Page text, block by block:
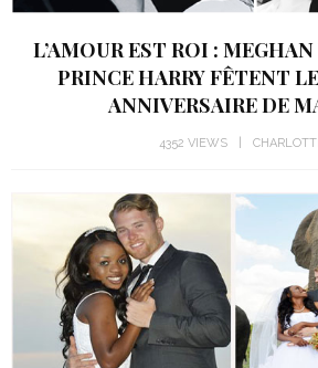
L’AMOUR EST ROI :
PRINCE HARRY FÊTENT
ANNIVERSAIRE DE
4352 VIEWS